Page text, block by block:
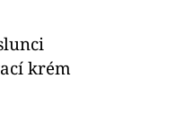
krém